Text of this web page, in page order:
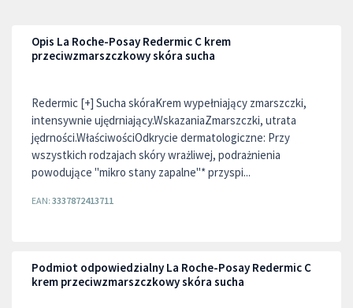
Opis La Roche-Posay Redermic C krem
przeciwzmarszczkowy skóra sucha
Redermic [+] Sucha skóraKrem wypełniający zmarszczki,
intensywnie ujędrniający.WskazaniaZmarszczki, utrata
jędrności.WłaściwościOdkrycie dermatologiczne: Przy
wszystkich rodzajach skóry wrażliwej, podrażnienia
powodujące "mikro stany zapalne"* przyspi...
EAN: 3337872413711
Podmiot odpowiedzialny La Roche-Posay Redermic C
krem przeciwzmarszczkowy skóra sucha